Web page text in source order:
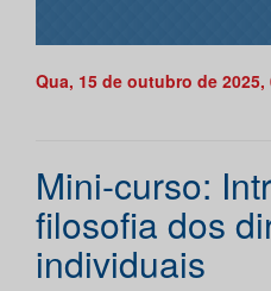
Qua, 15 de outubro de 2025,
Mini-curso:
filosofia dos
individuais